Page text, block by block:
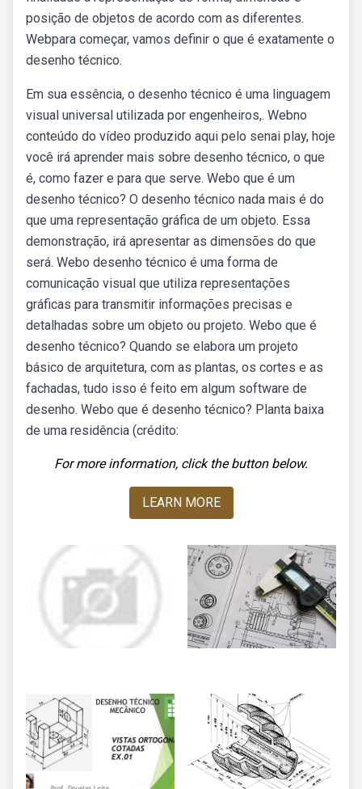
posição de objetos de acordo com as diferentes.
Webpara começar, vamos definir o que é exatamente o
desenho técnico.
Em sua essência, o desenho técnico é uma linguagem
visual universal utilizada por engenheiros,. Webno
conteúdo do vídeo produzido aqui pelo senai play, hoje
você irá aprender mais sobre desenho técnico, o que
é, como fazer e para que serve. Webo que é um
desenho técnico? O desenho técnico nada mais é do
que uma representação gráfica de um objeto. Essa
demonstração, irá apresentar as dimensões do que
será. Webo desenho técnico é uma forma de
comunicação visual que utiliza representações
gráficas para transmitir informações precisas e
detalhadas sobre um objeto ou projeto. Webo que é
desenho técnico? Quando se elabora um projeto
básico de arquitetura, com as plantas, os cortes e as
fachadas, tudo isso é feito em algum software de
desenho. Webo que é desenho técnico? Planta baixa
de uma residência (crédito:
For more information, click the button below.
LEARN MORE